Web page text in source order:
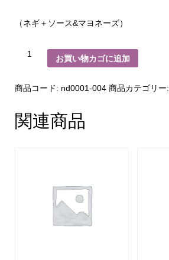
（ネギ＋ソース&マヨネーズ）
焼
き
個
お買い物カゴに追加
商品コード: nd0001-004 商品カテゴリー:
関連商品